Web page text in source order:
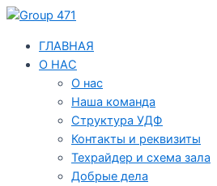
Перейти
содержимому
ГЛАВНАЯ
О НАС
О нас
Наша команда
Структура УДФ
Контакты и реквизиты
Техрайдер и схема зала
Добрые дела
Навигация
записям